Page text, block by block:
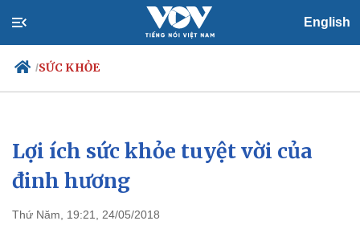
English
/SỨC KHỎE
Chính trị
Đảng
Tổ chức nhân sự
Xã hội
Lợi ích sức khỏe tuyệt vời của
đinh hương
Thứ Năm, 19:21, 24/05/2018